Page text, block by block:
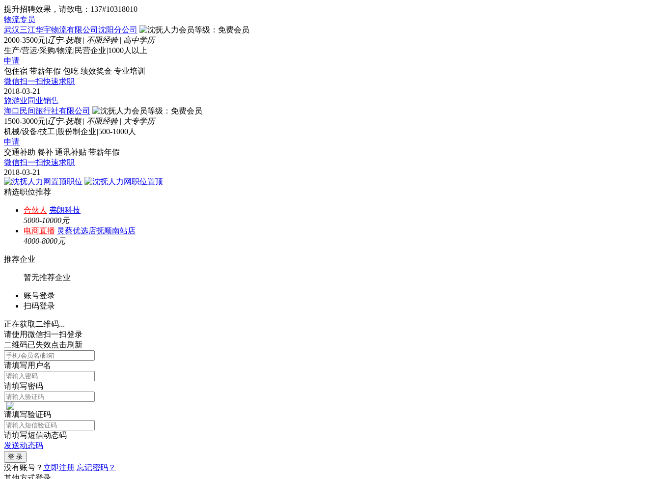
提升招聘效果，请致电：137#10318010
物流专员
武汉三江华宇物流有限公司沈阳分公司
2000-3500元|辽宁-抚顺 | 不限经验 | 高中学历
生产/营运/采购/物流|民营企业|1000人以上
申请
包住宿 带薪年假 包吃 绩效奖金 专业培训
微信扫一扫快速求职
2018-03-21
旅游业同业销售
海口民间旅行社有限公司
1500-3000元|辽宁-抚顺 | 不限经验 | 大专学历
机械/设备/技工|股份制企业|500-1000人
申请
交通补助 餐补 通讯补贴 带薪年假
微信扫一扫快速求职
2018-03-21
精选职位推荐
合伙人 弗朗科技
5000-10000元
电商直播 灵蔡优选店抚顺南站店
4000-8000元
推荐企业
暂无推荐企业
账号登录
扫码登录
正在获取二维码...
请使用微信扫一扫登录
二维码已失效点击刷新
请填写用户名
请填写密码
请填写验证码
请填写短信动态码
发送动态码
没有账号？ 立即注册 忘记密码？